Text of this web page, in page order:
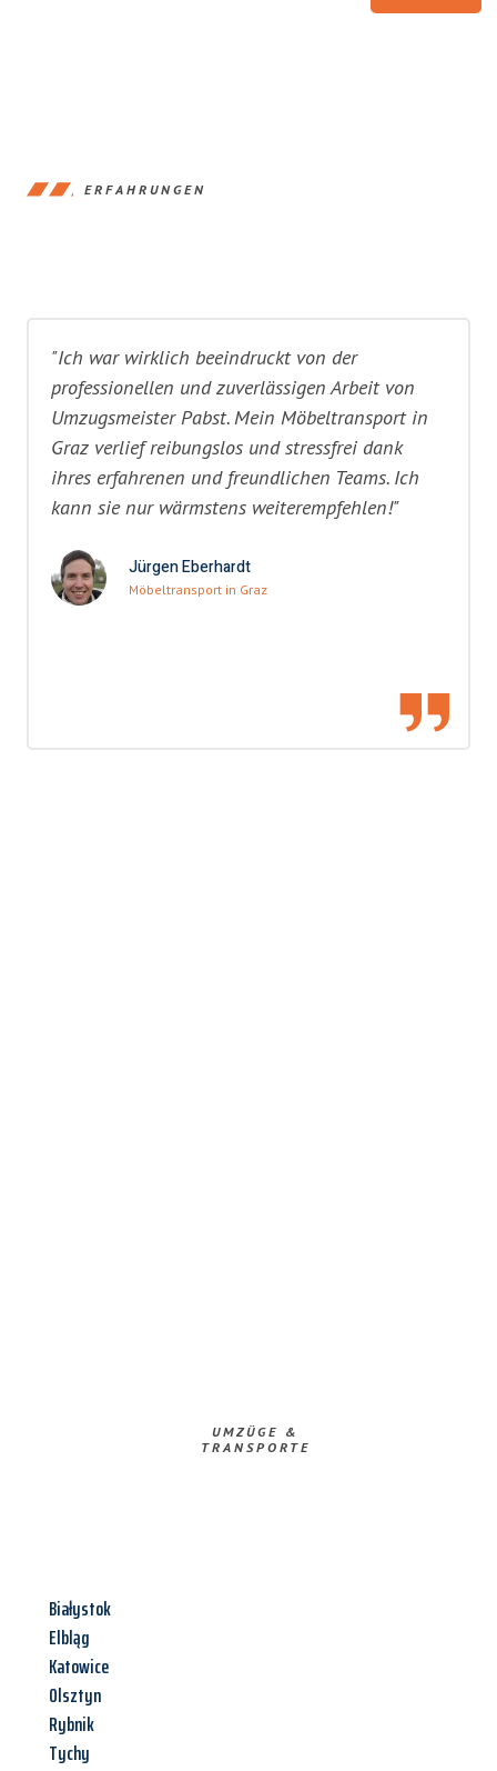
ERFAHRUNGEN
"Ich war wirklich beeindruckt von der
professionellen und zuverlässigen Arbeit von
Umzugsmeister Pabst. Mein Möbeltransport in
Graz verlief reibungslos und stressfrei dank
ihres erfahrenen und freundlichen Teams. Ich
kann sie nur wärmstens weiterempfehlen!"
Jürgen Eberhardt
Möbeltransport in Graz
UMZÜGE &
TRANSPORTE
Białystok
Elbląg
Katowice
Olsztyn
Rybnik
Tychy